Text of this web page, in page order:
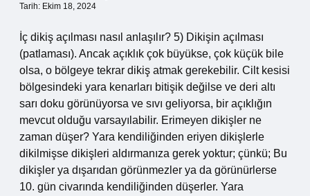
Tarih: Ekim 18, 2024
İç dikiş açılması nasıl anlaşılır? 5) Dikişin açılması
(patlaması). Ancak açıklık çok büyükse, çok küçük bile
olsa, o bölgeye tekrar dikiş atmak gerekebilir. Cilt kesisi
bölgesindeki yara kenarları bitişik değilse ve deri altı
sarı doku görünüyorsa ve sıvı geliyorsa, bir açıklığın
mevcut olduğu varsayılabilir. Erimeyen dikişler ne
zaman düşer? Yara kendiliğinden eriyen dikişlerle
dikilmişse dikişleri aldırmanıza gerek yoktur; çünkü; Bu
dikişler ya dışarıdan görünmezler ya da görünürlerse
10. gün civarında kendiliğinden düşerler. Yara